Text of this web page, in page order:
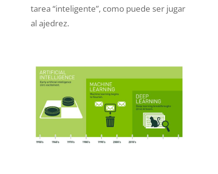
tarea “inteligente”, como puede ser jugar
al ajedrez.